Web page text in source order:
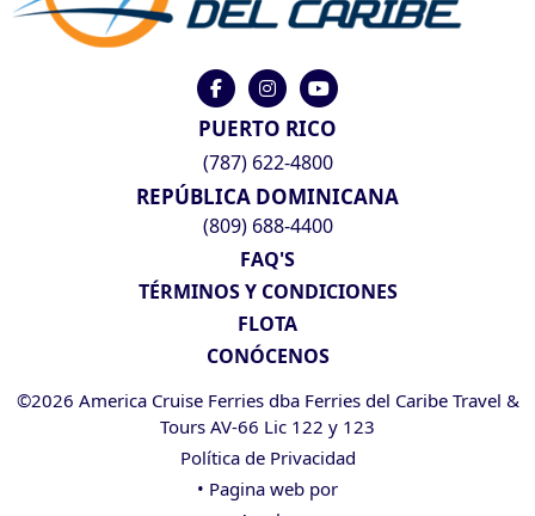
PUERTO RICO
(787) 622-4800
REPÚBLICA DOMINICANA
(809) 688-4400
FAQ'S
TÉRMINOS Y CONDICIONES
FLOTA
CONÓCENOS
©2026 America Cruise Ferries dba Ferries del Caribe Travel &
Tours AV-66 Lic 122 y 123
Política de Privacidad
• Pagina web por